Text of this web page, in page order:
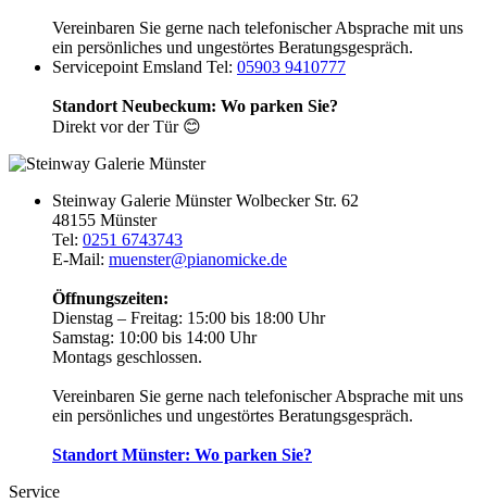
Vereinbaren Sie gerne nach telefonischer Absprache mit uns
ein persönliches und ungestörtes Beratungsgespräch.
Servicepoint Emsland Tel: 05903 9410777
Standort Neubeckum: Wo parken Sie?
Direkt vor der Tür 😊
Steinway Galerie MünsterWolbecker Str. 62
48155 Münster
Tel: 0251 6743743
E-Mail: muenster@pianomicke.de
Öffnungszeiten:
Dienstag – Freitag: 15:00 bis 18:00 Uhr
Samstag: 10:00 bis 14:00 Uhr
Montags geschlossen.
Vereinbaren Sie gerne nach telefonischer Absprache mit uns
ein persönliches und ungestörtes Beratungsgespräch.
Standort Münster: Wo parken Sie?
Service